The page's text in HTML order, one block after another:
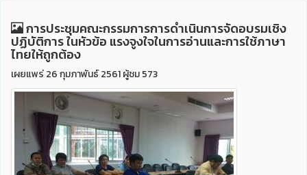
การประชุมคณะกรรมการการดำเนินการจัดอบรมเชิง
ปฏิบัติการ ในหัวข้อ แรงจูงใจในการอ่านและการใช้ภาษา
ไทยให้ถูกต้อง
เผยแพร่ 26 กุมภาพันธ์ 2561 ผู้ชม 573